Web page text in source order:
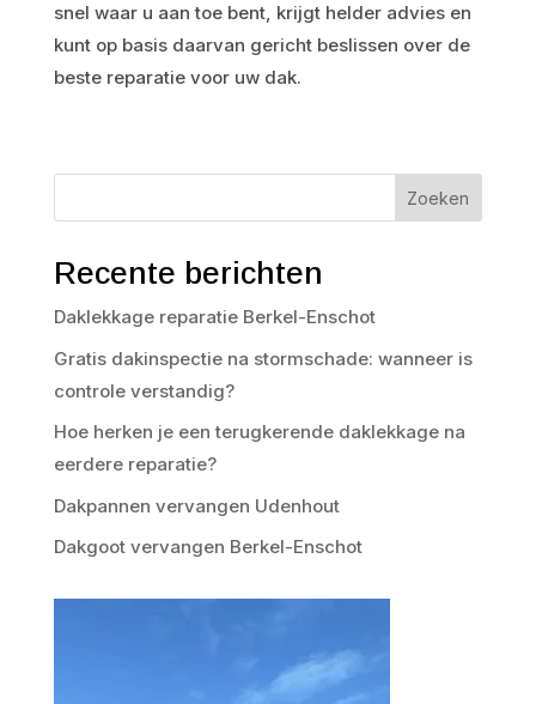
snel waar u aan toe bent, krijgt helder advies en
kunt op basis daarvan gericht beslissen over de
beste reparatie voor uw dak.
Zoeken
Recente berichten
Daklekkage reparatie Berkel-Enschot
Gratis dakinspectie na stormschade: wanneer is
controle verstandig?
Hoe herken je een terugkerende daklekkage na
eerdere reparatie?
Dakpannen vervangen Udenhout
Dakgoot vervangen Berkel-Enschot